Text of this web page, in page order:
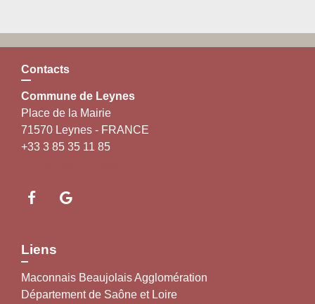
Contacts
Commune de Leynes
Place de la Mairie
71570 Leynes - FRANCE
+33 3 85 35 11 85
Liens
Maconnais Beaujolais Agglomération
Département de Saône et Loire